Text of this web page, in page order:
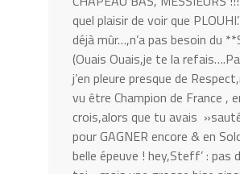
quel plaisir de voir que
déjà mûr…,n’a pas besoin du
(Ouais Ouais,je te la
j’en pleure presque de
vu être Champion de France ,
crois,alors que tu avais
pour GAGNER encore & en
belle épeuve ! hey,Steff’ : pas